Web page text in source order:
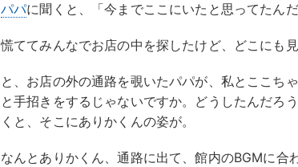
パパに聞くと、「今までここにいたと思ってたん
慌ててみんなでお店の中を探したけど、どこにも
と、お店の外の通路を覗いたパパが、私とここち
と手招きをするじゃないですか。どうしたんだろ
くと、そこにありかくんの姿が。
なんとありかくん、通路に出て、館内のBGMに合